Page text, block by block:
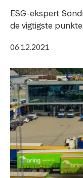
ESG-ekspert
de vigtigste
06.12.2021